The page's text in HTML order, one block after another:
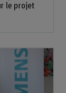
le projet